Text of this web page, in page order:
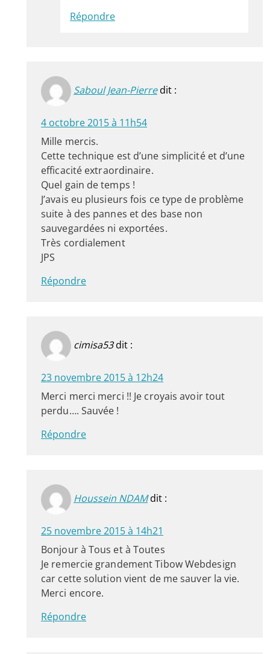
Répondre
Saboul Jean-Pierre dit :
4 octobre 2015 à 11h54
Mille mercis.
Cette technique est d’une simplicité et d’une
efficacité extraordinaire.
Quel gain de temps !
J’avais eu plusieurs fois ce type de problème
suite à des pannes et des base non
sauvegardées ni exportées.
Très cordialement
JPS
Répondre
cimisa53 dit :
23 novembre 2015 à 12h24
Merci merci merci !! Je croyais avoir tout
perdu…. Sauvée !
Répondre
Houssein NDAM dit :
25 novembre 2015 à 14h21
Bonjour à Tous et à Toutes
Je remercie grandement Tibow Webdesign
car cette solution vient de me sauver la vie.
Merci encore.
Répondre